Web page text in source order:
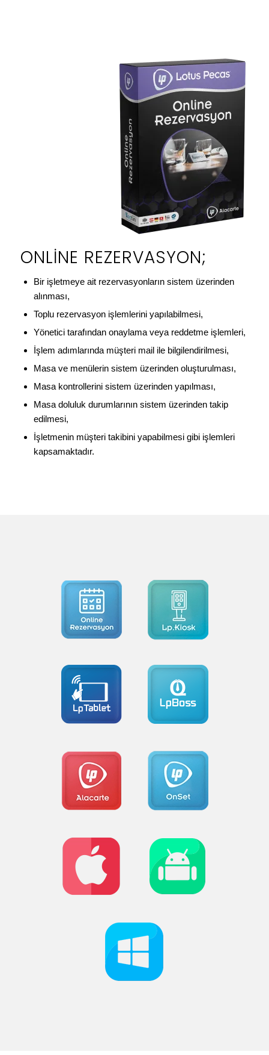
ONLINE REZERVASYON;
Bir işletmeye ait rezervasyonların sistem üzerinden
alınması,
Toplu rezervasyon işlemlerini yapılabilmesi,
Yönetici tarafından onaylama veya reddetme işlemleri,
İşlem adımlarında müşteri mail ile bilgilendirilmesi,
Masa ve menülerin sistem üzerinden oluşturulması,
Masa kontrollerini sistem üzerinden yapılması,
Masa doluluk durumlarının sistem üzerinden takip
edilmesi,
İşletmenin müşteri takibini yapabilmesi gibi işlemleri
kapsamaktadır.